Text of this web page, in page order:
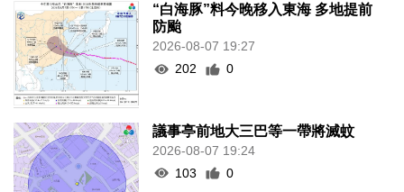
“白海豚”料今晚移入東海 多地提前
防颱
2026-08-07 19:27
202
0
議事亭前地大三巴等一帶將滅蚊
2026-08-07 19:24
103
0